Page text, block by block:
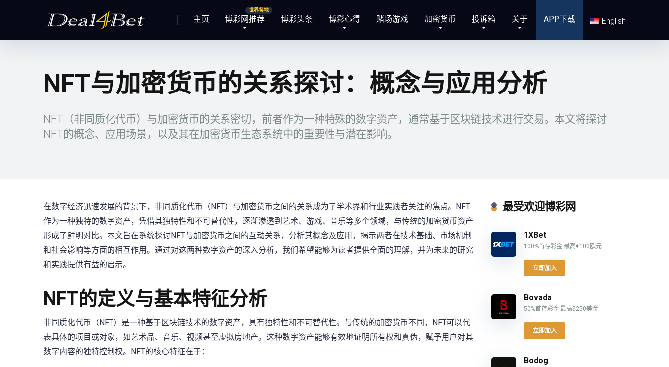
主页 博彩网推荐 博彩头条 博彩心得 赌场游戏 加密货币 投诉箱 关于 APP下载 English
NFT与加密货币的关系探讨：概念与应用分析
NFT（非同质化代币）与加密货币的关系密切，前者作为一种特殊的数字资产，通常基于区块链技术进行交易。本文将探讨
NFT的概念、应用场景，以及其在加密货币生态系统中的重要性与潜在影响。
在数字经济迅速发展的背景下，非同质化代币（NFT）与加密货币之间的关系成为了学术界和行业实践者关注的焦点。NFT
作为一种独特的数字资产，凭借其独特性和不可替代性，逐渐渗透到艺术、游戏、音乐等多个领域，与传统的加密货币资产
形成了鲜明对比。本文旨在系统探讨NFT与加密货币之间的互动关系，分析其概念及应用，揭示两者在技术基础、市场机制
和社会影响等方面的相互作用。通过对这两种数字资产的深入分析，我们希望能够为读者提供全面的理解，并为未来的研究
和实践提供有益的启示。
NFT的定义与基本特征分析
非同质化代币（NFT）是一种基于区块链技术的数字资产，具有独特性和不可替代性。与传统的加密货币不同，NFT可以代
表具体的项目或对象，如艺术品、音乐、视频甚至虚拟房地产。这种数字资产能够有效地证明所有权和真伪，赋予用户对其
数字内容的独特控制权。NFT的核心特征在于：
最受欢迎博彩网
1XBet
100%首存彩金 最高€100欧元
立即加入
Bovada
50%首存彩金 最高$250美金
立即加入
Bodog